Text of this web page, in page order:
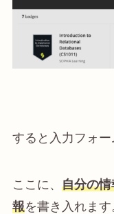
すると入力フォー
ここに、 自分の
報を書き入れます